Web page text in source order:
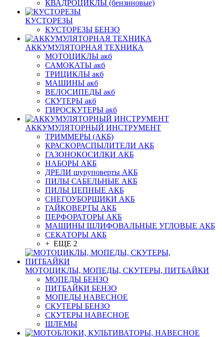
КВАДРОЦИКЛЫ (бензиновые)
КУСТОРЕЗЫ
КУСТОРЕЗЫ БЕНЗО
АККУМУЛЯТОРНАЯ ТЕХНИКА
МОТОЦИКЛЫ акб
САМОКАТЫ акб
ТРИЦИКЛЫ акб
МАШИНЫ акб
ВЕЛОСИПЕДЫ акб
СКУТЕРЫ акб
ГИРОСКУТЕРЫ акб
АККУМУЛЯТОРНЫЙ ИНСТРУМЕНТ
ТРИММЕРЫ (АКБ)
КРАСКОРАСПЫЛИТЕЛИ АКБ
ГАЗОНОКОСИЛКИ АКБ
НАБОРЫ АКБ
ДРЕЛИ шуруповерты АКБ
ПИЛЫ САБЕЛЬНЫЕ АКБ
ПИЛЫ ЦЕПНЫЕ АКБ
СНЕГОУБОРЩИКИ АКБ
ГАЙКОВЕРТЫ АКБ
ПЕРФОРАТОРЫ АКБ
МАШИНЫ ШЛИФОВАЛЬНЫЕ УГЛОВЫЕ АКБ
СЕКАТОРЫ АКБ
+ ЕЩЕ 2
МОТОЦИКЛЫ, МОПЕДЫ, СКУТЕРЫ, ПИТБАЙКИ
МОПЕДЫ БЕНЗО
ПИТБАЙКИ БЕНЗО
МОПЕДЫ НАВЕСНОЕ
СКУТЕРЫ БЕНЗО
СКУТЕРЫ НАВЕСНОЕ
ШЛЕМЫ